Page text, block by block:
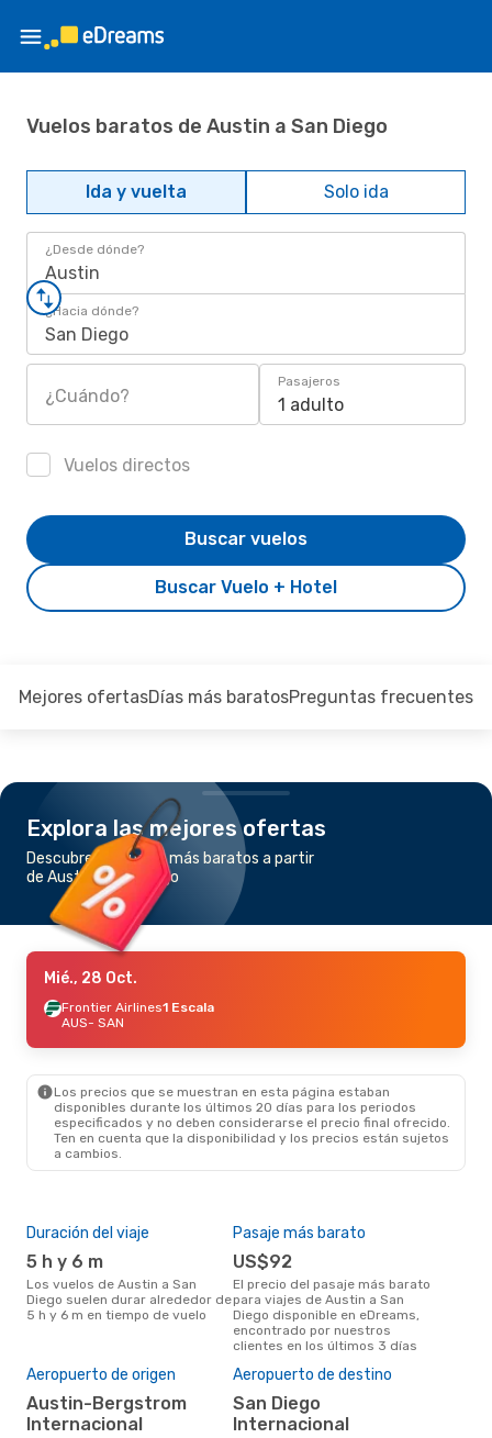
Vuelos baratos de Austin a San Diego
Ida y vuelta Solo ida
¿Desde dónde?
Austin
¿Hacia dónde?
San Diego
¿Cuándo?
Pasajeros
1 adulto
Vuelos directos
Buscar Vuelo + Hotel
Buscar vuelos
Mejores ofertasDías más baratosPreguntas frecuentes
Explora las mejores ofertas
Descubre los vuelos más baratos a partir
de Austin a San Diego
Mié., 28 Oct.
Frontier Airlines1 Escala
AUS- SAN
Los precios que se muestran en esta página estaban
disponibles durante los últimos 20 días para los periodos
especificados y no deben considerarse el precio final ofrecido.
Ten en cuenta que la disponibilidad y los precios están sujetos
a cambios.
Duración del viaje
5 h y 6 m
Los vuelos de Austin a San
Diego suelen durar alrededor de
5 h y 6 m en tiempo de vuelo
Pasaje más barato
US$92
El precio del pasaje más barato
para viajes de Austin a San
Diego disponible en eDreams,
encontrado por nuestros
clientes en los últimos 3 días
Aeropuerto de origen
Austin-Bergstrom
Internacional
Aeropuerto de destino
San Diego
Internacional